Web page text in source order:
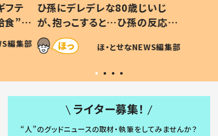
フテ
食”を
の親
編集部
ひ孫にデレデレな80歳じいじ
が、抱っこすると…ひ孫の反応に
「涙が出ました」「可愛くて仕方な
い」
ほ・とせなNEWS編集部
ライター募集！
“人”のグッドニュースの取材・執筆をしてみませんか？